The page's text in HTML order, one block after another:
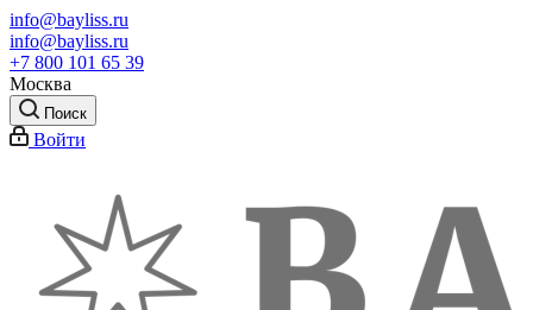
info@bayliss.ru
info@bayliss.ru
+7 800 101 65 39
Москва
Поиск
Войти